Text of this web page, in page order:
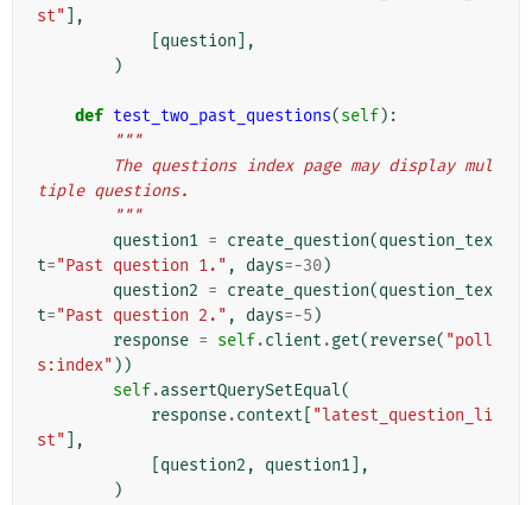
st"
],
question ],
)
def test_two_past_questions(self):
"""
tiple questions.
        """
question1 = create_question(question_tex
t="Past question 1." , days=-30)
question2 = create_question(question_tex
t="Past question 2." , days=-5 )
response = self.client .get(reverse( "poll
s:index" ))
self.assertQuerySetEqual(
response.context
"latest_question_li
st"
],
question2 , question1 ],
)